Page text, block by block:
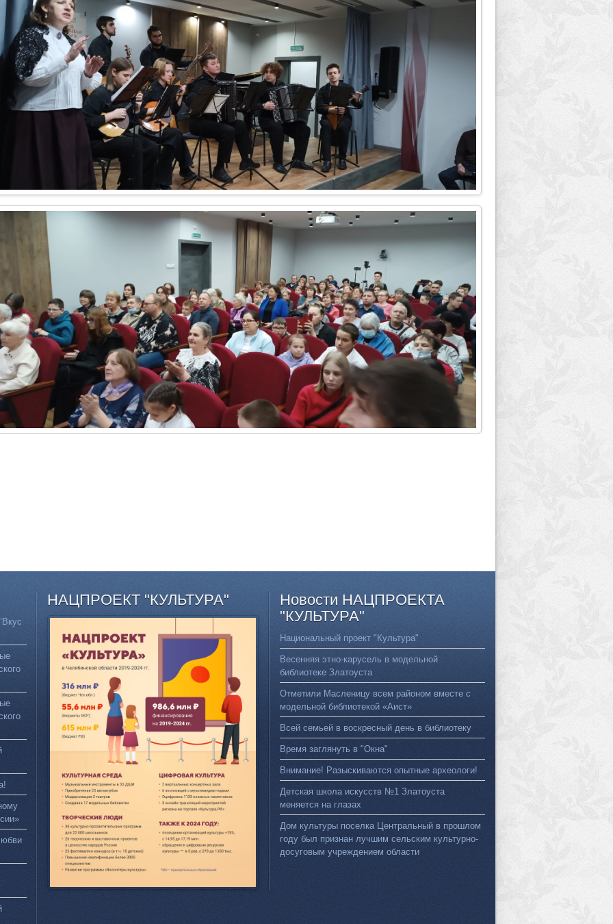
НАЦПРОЕКТ "КУЛЬТУРА" Новости НАЦПРОЕКТА
"КУЛЬТУРА"
Национальный проект "Культура"
Весенняя этно-карусель в модельной
библиотеке Златоуста
Отметили Масленицу всем районом вместе с
модельной библиотекой «Аист»
Всей семьей в воскресный день в библиотеку
Время заглянуть в "Окна"
Внимание! Разыскиваются опытные археологи!
Детская школа искусств №1 Златоуста
меняется на глазах
Дом культуры поселка Центральный в прошлом
году был признан лучшим сельским культурно-
досуговым учреждением области